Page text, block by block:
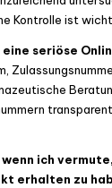
Kontrolle ist
seriöse
ich
erhalten zu